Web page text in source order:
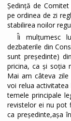
Ședință de
pe ordinea de zi
stabilirea noilor
Îi mulțumesc
dezbaterile din
sunt președinte)
pricina, ca și soția
Mai am câteva
voi relua activitatea
temele principale
revistelor ei nu pot
ca președinte,așa